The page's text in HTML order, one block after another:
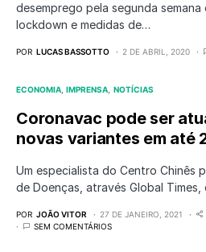
desemprego pela segunda
lockdown e medidas de…
POR LUCAS BASSOTTO 2 DE ABRIL, 2020
ECONOMIA IMPRENSA NOTÍCIAS
Coronavac pode ser
novas variantes em até
Um especialista do Centro Chinês
de Doenças, através Global
POR JOÃO VITOR 27 DE JANEIRO, 2021
SEM COMENTÁRIOS